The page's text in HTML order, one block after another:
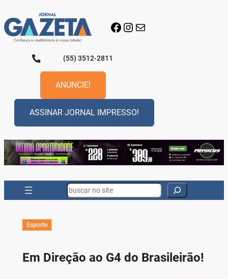
para
o
conteúdo
Facebook
Instagram
E-mail
(55) 3512-2811
ANUNCIE!
ASSINAR JORNAL IMPRESSO!
Search
Esporte
Em Direção ao G4 do Brasileirão!